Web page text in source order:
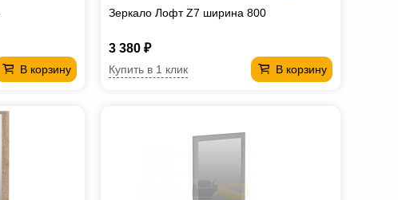
В корзину
Зеркало Лофт Z7 ширина 800
3 380 ₽
В корзину
Купить в 1 клик